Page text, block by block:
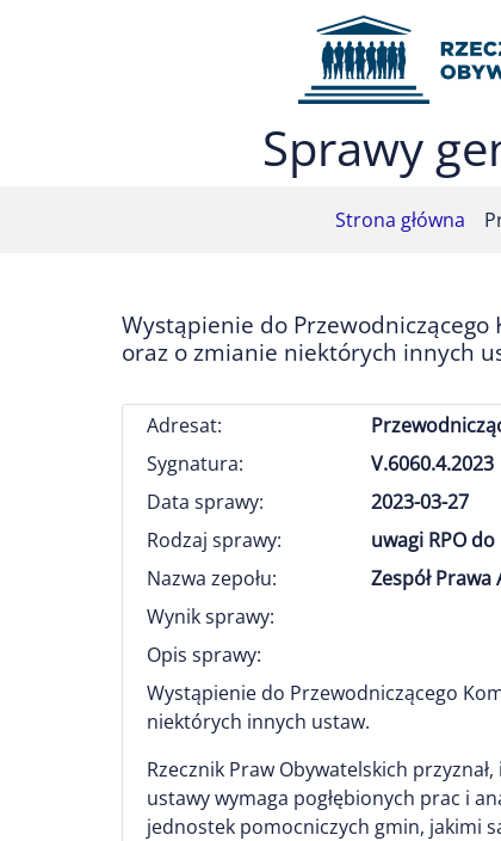
Przejdź do menu głównego (nacisnij Enter)
Przejdź do mapy serwisu (nacisnij Enter)
Sprawy
Strona główna
Wystąpienie do Przewodniczącego
oraz o zmianie niektórych innych
Adresat:
Sygnatura:
V.6060.4.2023
Data sprawy:
2023-03-27
Rodzaj sprawy:
uwagi RPO
Nazwa zepołu:
Zespół
Wynik sprawy:
Opis sprawy:
Wystąpienie do Przewodniczącego
niektórych innych ustaw.
Rzecznik Praw Obywatelskich
ustawy wymaga pogłębionych prac i
jednostek pomocniczych gmin, jakimi